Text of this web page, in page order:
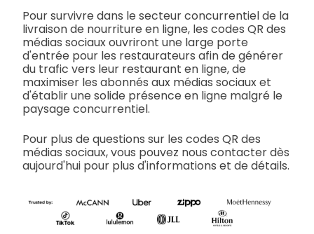
Pour survivre dans le secteur concurrentiel de la
livraison de nourriture en ligne, les codes QR des
médias sociaux ouvriront une large porte
d'entrée pour les restaurateurs afin de générer
du trafic vers leur restaurant en ligne, de
maximiser les abonnés aux médias sociaux et
d'établir une solide présence en ligne malgré le
paysage concurrentiel.
Pour plus de questions sur les codes QR des
médias sociaux, vous pouvez nous contacter dès
aujourd'hui pour plus d'informations et de détails.